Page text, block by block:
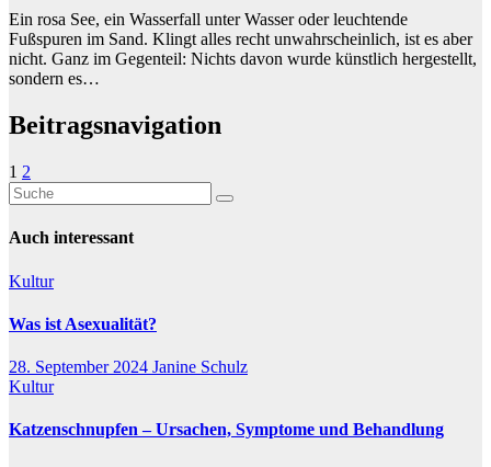
Ein rosa See, ein Wasserfall unter Wasser oder leuchtende
Fußspuren im Sand. Klingt alles recht unwahrscheinlich, ist es aber
nicht. Ganz im Gegenteil: Nichts davon wurde künstlich hergestellt,
sondern es…
Beitragsnavigation
1 2
Auch interessant
Kultur
Was ist Asexualität?
28. September 2024 Janine Schulz
Kultur
Katzenschnupfen – Ursachen, Symptome und Behandlung